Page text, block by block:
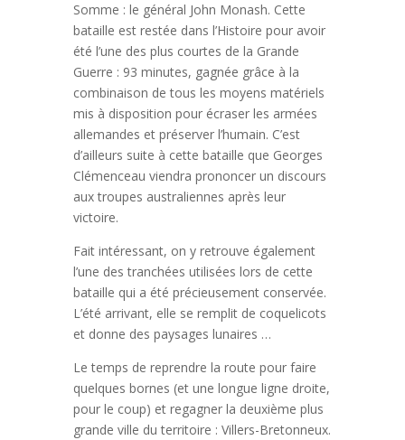
Somme : le général John Monash. Cette
bataille est restée dans l’Histoire pour avoir
été l’une des plus courtes de la Grande
Guerre : 93 minutes, gagnée grâce à la
combinaison de tous les moyens matériels
mis à disposition pour écraser les armées
allemandes et préserver l’humain. C’est
d’ailleurs suite à cette bataille que Georges
Clémenceau viendra prononcer un discours
aux troupes australiennes après leur
victoire.
Fait intéressant, on y retrouve également
l’une des tranchées utilisées lors de cette
bataille qui a été précieusement conservée.
L’été arrivant, elle se remplit de coquelicots
et donne des paysages lunaires …
Le temps de reprendre la route pour faire
quelques bornes (et une longue ligne droite,
pour le coup) et regagner la deuxième plus
grande ville du territoire : Villers-Bretonneux.